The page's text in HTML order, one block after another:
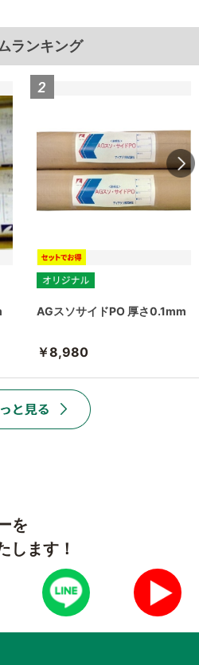
ランキング
AGスソサイドPO 厚さ0.1mm
￥8,980
を
します！